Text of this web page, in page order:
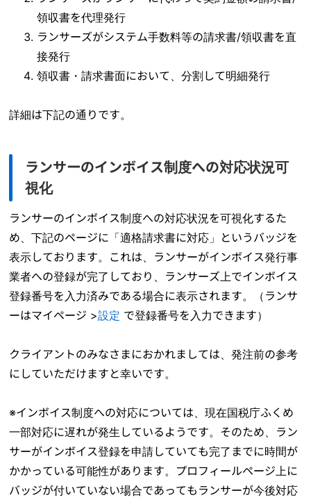
領収書を代理発行
ランサーズがシステム手数料等の請求書/領収書を直
接発行
領収書・請求書面において、分割して明細発行
詳細は下記の通りです。
ランサーのインボイス制度への対応状況可
視化
ランサーのインボイス制度への対応状況を可視化するた
め、下記のページに「適格請求書に対応」というバッジを
表示しております。これは、ランサーがインボイス発行事
業者への登録が完了しており、ランサーズ上でインボイス
登録番号を入力済みである場合に表示されます。（ランサ
ーはマイページ >設定 で登録番号を入力できます）
クライアントのみなさまにおかれましては、発注前の参考
にしていただけますと幸いです。
※インボイス制度への対応については、現在国税庁ふくめ
一部対応に遅れが発生しているようです。そのため、ラン
サーがインボイス登録を申請していても完了までに時間が
かかっている可能性があります。プロフィールページ上に
バッジが付いていない場合であってもランサーが今後対応